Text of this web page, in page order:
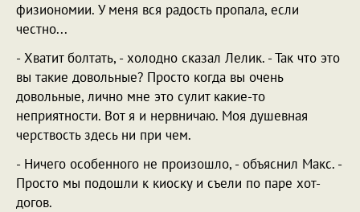
физиономии. У меня вся радость пропала, если
честно...
- Хватит болтать, - холодно сказал Лелик. - Так что это
вы такие довольные? Просто когда вы очень
довольные, лично мне это сулит какие-то
неприятности. Вот я и нервничаю. Моя душевная
черствость здесь ни при чем.
- Ничего особенного не произошло, - объяснил Макс. -
Просто мы подошли к киоску и съели по паре хот-
догов.